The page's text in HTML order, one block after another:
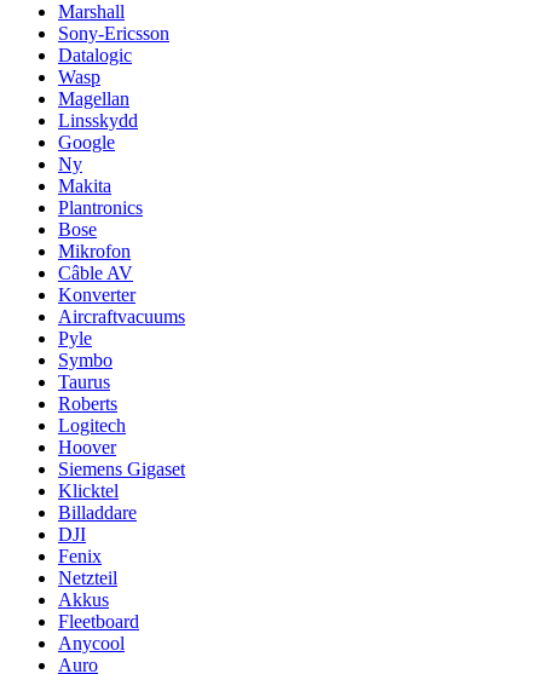
Marshall
Sony-Ericsson
Datalogic
Wasp
Magellan
Linsskydd
Google
Ny
Makita
Plantronics
Bose
Mikrofon
Câble AV
Konverter
Aircraftvacuums
Pyle
Symbo
Taurus
Roberts
Logitech
Hoover
Siemens Gigaset
Klicktel
Billaddare
DJI
Fenix
Netzteil
Akkus
Fleetboard
Anycool
Auro